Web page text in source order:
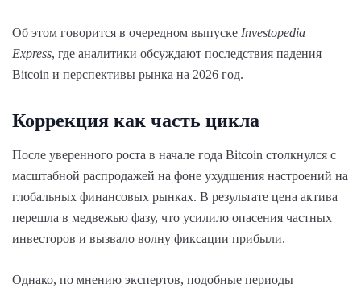
Об этом говорится в очередном выпуске Investopedia
Express, где аналитики обсуждают последствия падения
Bitcoin и перспективы рынка на 2026 год.
Коррекция как часть цикла
После уверенного роста в начале года Bitcoin столкнулся с
масштабной распродажей на фоне ухудшения настроений на
глобальных финансовых рынках. В результате цена актива
перешла в медвежью фазу, что усилило опасения частных
инвесторов и вызвало волну фиксации прибыли.
Однако, по мнению экспертов, подобные периоды